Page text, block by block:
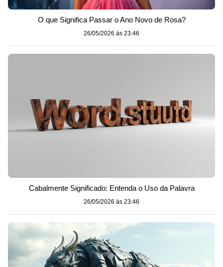
O que Significa Passar o Ano Novo de Rosa?
26/05/2026 às 23:46
Cabalmente Significado: Entenda o Uso da Palavra
26/05/2026 às 23:46